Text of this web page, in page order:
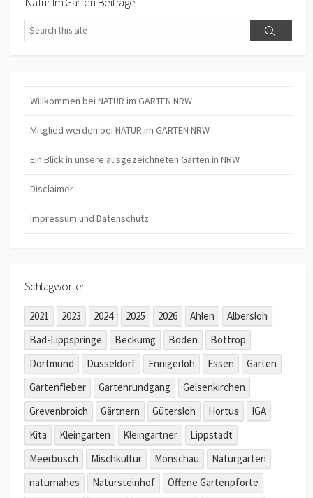
Search
Search
Willkommen bei NATUR im GARTEN NRW
Mitglied werden bei NATUR im GARTEN NRW
Ein Blick in unsere ausgezeichneten Gärten in NRW
Disclaimer
Impressum und Datenschutz
Schlagwörter
2021 2023 2024 2025 2026 Ahlen
Albersloh
Bad-Lippspringe
Beckumg Boden
Bottrop
Dortmund
Düsseldorf Ennigerloh Essen
Garten
Gartenfieber
Gartenrundgang
Gelsenkirchen
Grevenbroich
Gärtnern Gütersloh Hortus
IGA
Kita
Kleingarten Kleingärtner
Lippstadt
Meerbusch
Mischkultur Monschau
Naturgarten
naturnahes
Natursteinhof Offene Gartenpforte